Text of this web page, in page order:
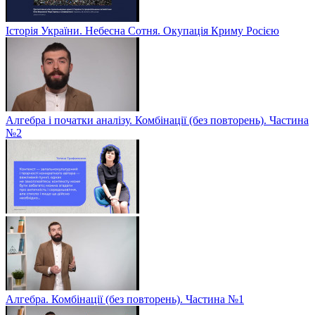
Історія України. Небесна Сотня. Окупація Криму Росією
Алгебра і початки аналізу. Комбінації (без повторень). Частина
№2
Алгебра. Комбінації (без повторень). Частина №1